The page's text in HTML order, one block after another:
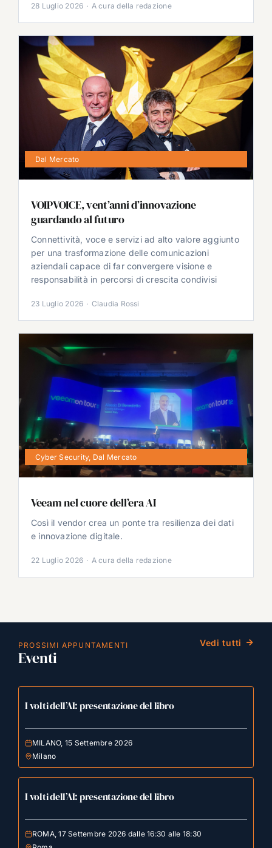
28 Luglio 2026 · A cura della redazione
Dal Mercato
VOIPVOICE, vent’anni d’innovazione
guardando al futuro
Connettività, voce e servizi ad alto valore aggiunto
per una trasformazione delle comunicazioni
aziendali capace di far convergere visione e
responsabilità in percorsi di crescita condivisi
23 Luglio 2026 · Claudia Rossi
Cyber Security, Dal Mercato
Veeam nel cuore dell’era AI
Così il vendor crea un ponte tra resilienza dei dati
e innovazione digitale.
22 Luglio 2026 · A cura della redazione
PROSSIMI APPUNTAMENTI
Eventi
Vedi tutti
I volti dell’AI: presentazione del libro
MILANO, 15 Settembre 2026
Milano
I volti dell’AI: presentazione del libro
ROMA, 17 Settembre 2026 dalle 16:30 alle 18:30